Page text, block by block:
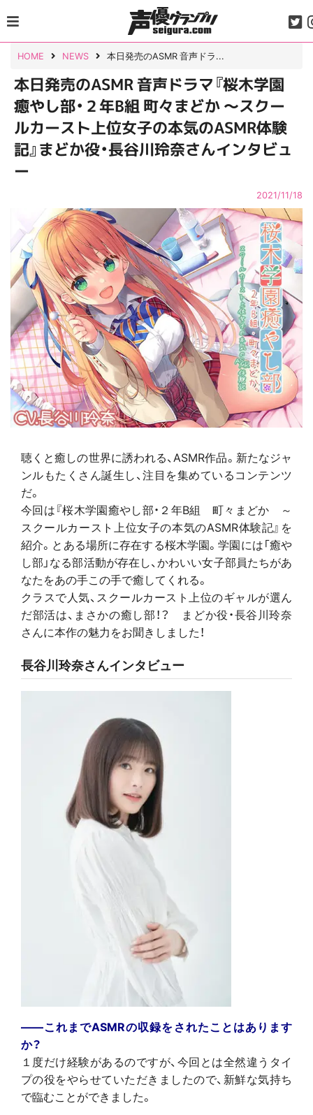
to
content
HOME NEWS 本日発売のASMR 音声ドラ...
本日発売のASMR 音声ドラマ『桜木学園
癒やし部・２年B組 町々まどか ～スクー
ルカースト上位女子の本気のASMR体験
記』まどか役・長谷川玲奈さんインタビュ
ー
2021/11/18
聴くと癒しの世界に誘われる、ASMR作品。新たなジャ
ンルもたくさん誕生し、注目を集めているコンテンツ
だ。
今回は『桜木学園癒やし部・２年B組 町々まどか ～
スクールカースト上位女子の本気のASMR体験記』を
紹介。とある場所に存在する桜木学園。学園には「癒や
し部」なる部活動が存在し、かわいい女子部員たちがあ
なたをあの手この手で癒してくれる。
クラスで人気、スクールカースト上位のギャルが選ん
だ部活は、まさかの癒し部！？ まどか役・長谷川玲奈
さんに本作の魅力をお聞きしました！
長谷川玲奈さんインタビュー
――これまでASMRの収録をされたことはあります
か？
１度だけ経験があるのですが、今回とは全然違うタイ
プの役をやらせていただきましたので、新鮮な気持ち
で臨むことができました。